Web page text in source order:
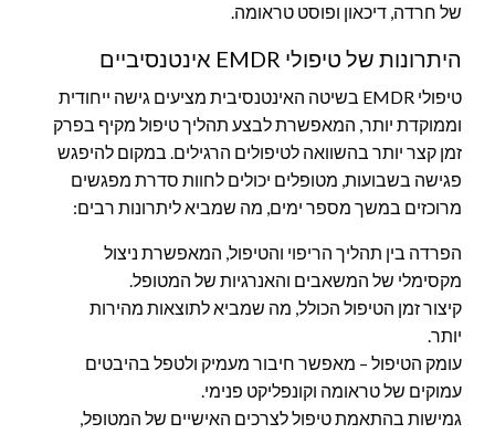
של חרדה, דיכאון ופוסט טראומה.
היתרונות של טיפולי EMDR אינטנסיביים
טיפולי EMDR בשיטה האינטנסיבית מציעים גישה ייחודית
וממוקדת יותר, המאפשרת לבצע תהליך טיפול מקיף בפרק
זמן קצר יותר בהשוואה לטיפולים הרגילים. במקום להיפגש
פגישה בשבועות, מטופלים יכולים לחוות סדרת מפגשים
מרוכזים במשך מספר ימים, מה שמביא ליתרונות רבים:
הפרדה בין תהליך הריפוי והטיפול, המאפשרת ניצול
מקסימלי של המשאבים והאנרגיות של המטופל.
קיצור זמן הטיפול הכולל, מה שמביא לתוצאות מהירות
יותר.
עומק הטיפול – מאפשר חיבור מעמיק ולטפל בהיבטים
עמוקים של טראומה וקונפליקט פנימי.
גמישות בהתאמת טיפול לצרכים האישיים של המטופל,